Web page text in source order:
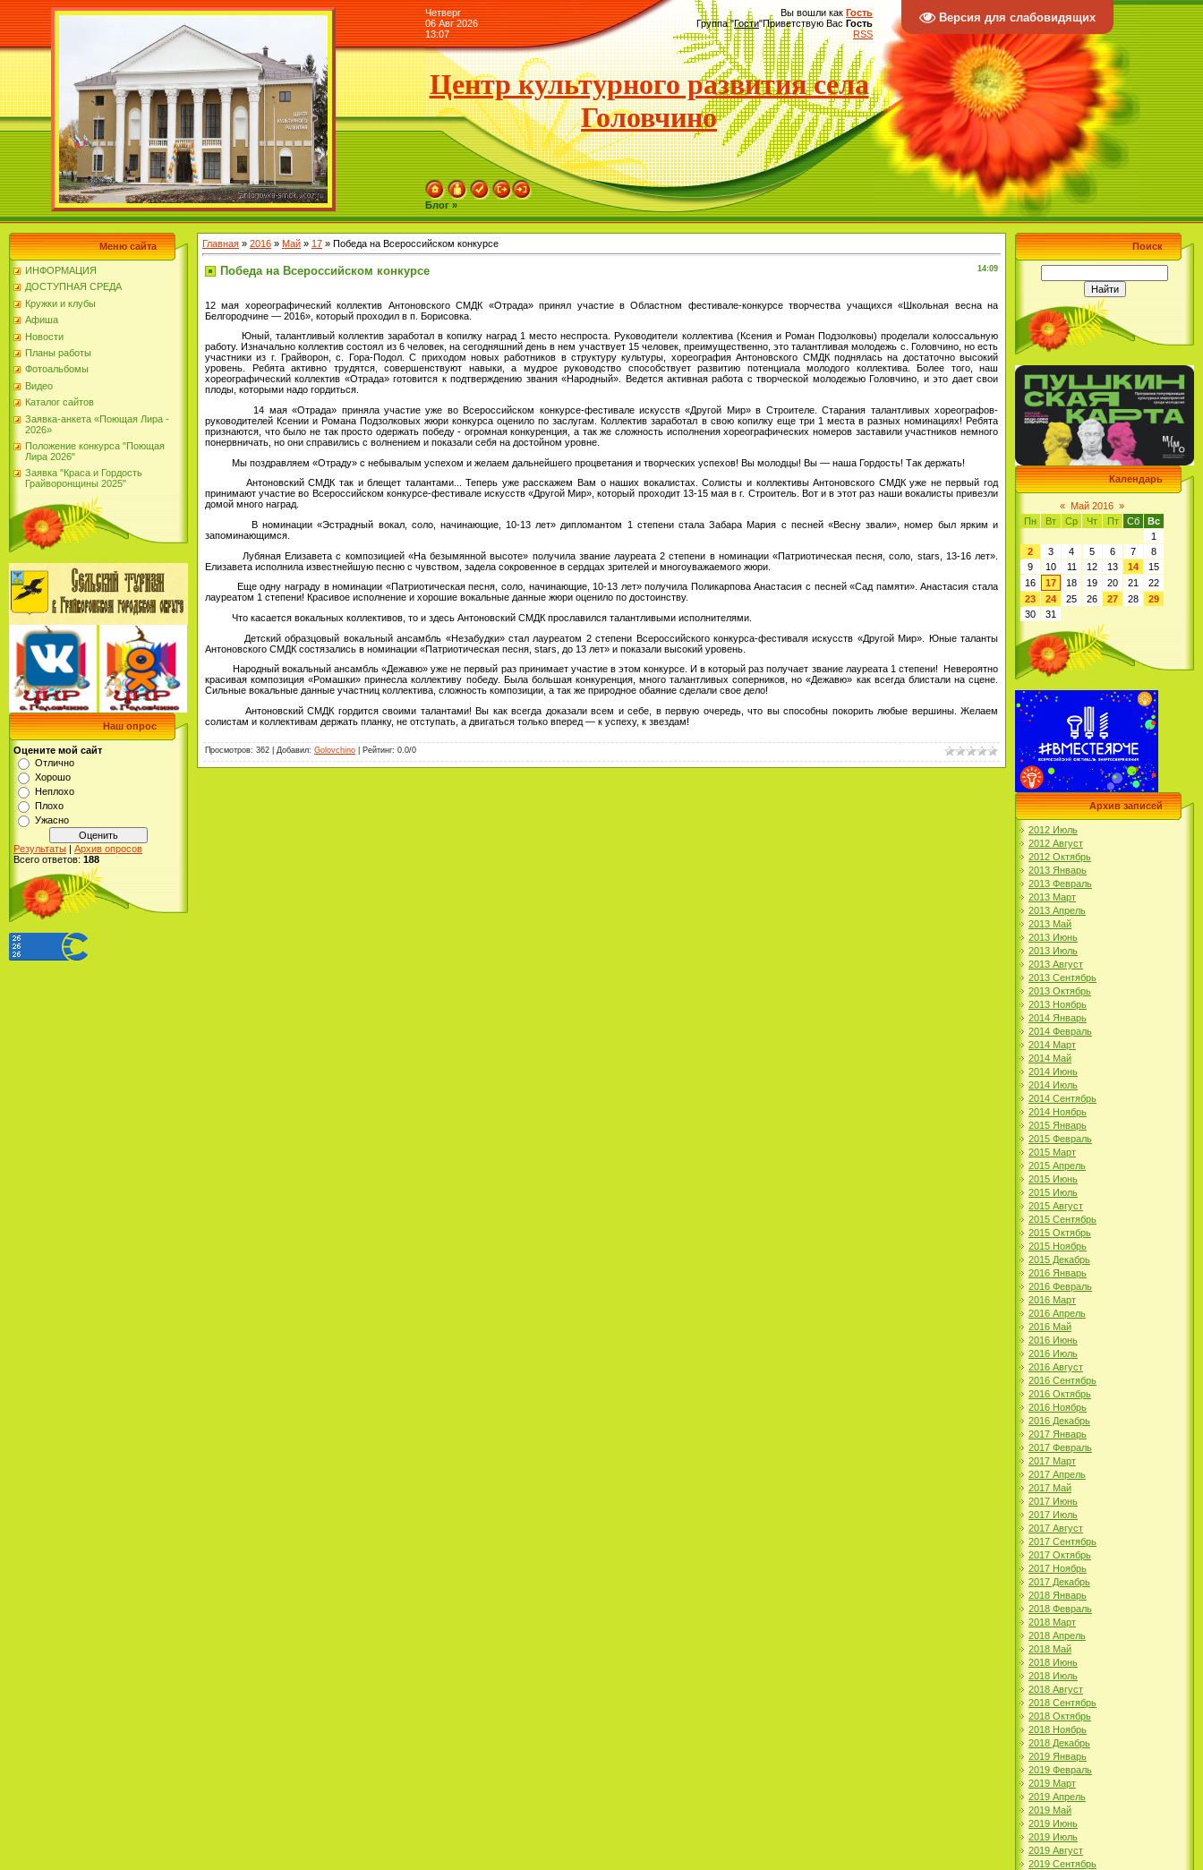
Версия для слабовидящих
Четверг
06 Авг 2026
13:07
Вы вошли как Гость
Группа"Гости"Приветствую Вас Гость
RSS
Центр культурного развития села
Головчино
Блог »
Меню сайта
ИНФОРМАЦИЯ
ДОСТУПНАЯ СРЕДА
Кружки и клубы
Афиша
Новости
Планы работы
Фотоальбомы
Видео
Каталог сайтов
Заявка-анкета «Поющая Лира -
2026»
Положение конкурса "Поющая
Лира 2026"
Заявка "Краса и Гордость
Грайворонщины 2025"
Наш опрос
Оцените мой сайт
Отлично
Хорошо
Неплохо
Плохо
Ужасно
Результаты | Архив опросов
Всего ответов: 188
Главная » 2016 » Май » 17 » Победа на Всероссийском конкурсе
14:09
Победа на Всероссийском конкурсе
12 мая хореографический коллектив Антоновского СМДК «Отрада» принял участие в Областном фестивале-конкурсе творчества учащихся «Школьная весна на
Белгородчине — 2016», который проходил в п. Борисовка.
Юный, талантливый коллектив заработал в копилку наград 1 место неспроста. Руководители коллектива (Ксения и Роман Подзолковы) проделали колоссальную
работу. Изначально коллектив состоял из 6 человек, на сегодняшний день в нем участвует 15 человек, преимущественно, это талантливая молодежь с. Головчино, но есть
участники из г. Грайворон, с. Гора-Подол. С приходом новых работников в структуру культуры, хореография Антоновского СМДК поднялась на достаточно высокий
уровень. Ребята активно трудятся, совершенствуют навыки, а мудрое руководство способствует развитию потенциала молодого коллектива. Более того, наш
хореографический коллектив «Отрада» готовится к подтверждению звания «Народный». Ведется активная работа с творческой молодежью Головчино, и это дает свои
плоды, которыми надо гордиться.
14 мая «Отрада» приняла участие уже во Всероссийском конкурсе-фестивале искусств «Другой Мир» в Строителе. Старания талантливых хореографов-
руководителей Ксении и Романа Подзолковых жюри конкурса оценило по заслугам. Коллектив заработал в свою копилку еще три 1 места в разных номинациях! Ребята
признаются, что было не так просто одержать победу - огромная конкуренция, а так же сложность исполнения хореографических номеров заставили участников немного
понервничать, но они справились с волнением и показали себя на достойном уровне.
Мы поздравляем «Отраду» с небывалым успехом и желаем дальнейшего процветания и творческих успехов! Вы молодцы! Вы — наша Гордость! Так держать!
Антоновский СМДК так и блещет талантами... Теперь уже расскажем Вам о наших вокалистах. Солисты и коллективы Антоновского СМДК уже не первый год
принимают участие во Всероссийском конкурсе-фестивале искусств «Другой Мир», который проходит 13-15 мая в г. Строитель. Вот и в этот раз наши вокалисты привезли
домой много наград.
В номинации «Эстрадный вокал, соло, начинающие, 10-13 лет» дипломантом 1 степени стала Забара Мария с песней «Весну звали», номер был ярким и
запоминающимся.
Лубяная Елизавета с композицией «На безымянной высоте» получила звание лауреата 2 степени в номинации «Патриотическая песня, соло, stars, 13-16 лет».
Елизавета исполнила известнейшую песню с чувством, задела сокровенное в сердцах зрителей и многоуважаемого жюри.
Еще одну награду в номинации «Патриотическая песня, соло, начинающие, 10-13 лет» получила Поликарпова Анастасия с песней «Сад памяти». Анастасия стала
лауреатом 1 степени! Красивое исполнение и хорошие вокальные данные жюри оценило по достоинству.
Что касается вокальных коллективов, то и здесь Антоновский СМДК прославился талантливыми исполнителями.
Детский образцовый вокальный ансамбль «Незабудки» стал лауреатом 2 степени Всероссийского конкурса-фестиваля искусств «Другой Мир». Юные таланты
Антоновского СМДК состязались в номинации «Патриотическая песня, stars, до 13 лет» и показали высокий уровень.
Народный вокальный ансамбль «Дежавю» уже не первый раз принимает участие в этом конкурсе. И в который раз получает звание лауреата 1 степени! Невероятно
красивая композиция «Ромашки» принесла коллективу победу. Была большая конкуренция, много талантливых соперников, но «Дежавю» как всегда блистали на сцене.
Сильные вокальные данные участниц коллектива, сложность композиции, а так же природное обаяние сделали свое дело!
Антоновский СМДК гордится своими талантами! Вы как всегда доказали всем и себе, в первую очередь, что вы способны покорить любые вершины. Желаем
солистам и коллективам держать планку, не отступать, а двигаться только вперед — к успеху, к звездам!
Просмотров: 362 Добавил: Golovchino Рейтинг: 0.0/0
Поиск
Календарь
« Май 2016 »
Пн
Вт Ср Чт Пт Сб
Вс
1
2
3 4 5 6 7
8
9
10 11 12 13 14
15
16
17 18 19 20 21
22
23
24 25 26 27 28
29
30
31
Архив записей
2012 Июль
2012 Август
2012 Октябрь
2013 Январь
2013 Февраль
2013 Март
2013 Апрель
2013 Май
2013 Июнь
2013 Июль
2013 Август
2013 Сентябрь
2013 Октябрь
2013 Ноябрь
2014 Январь
2014 Февраль
2014 Март
2014 Май
2014 Июнь
2014 Июль
2014 Сентябрь
2014 Ноябрь
2015 Январь
2015 Февраль
2015 Март
2015 Апрель
2015 Июнь
2015 Июль
2015 Август
2015 Сентябрь
2015 Октябрь
2015 Ноябрь
2015 Декабрь
2016 Январь
2016 Февраль
2016 Март
2016 Апрель
2016 Май
2016 Июнь
2016 Июль
2016 Август
2016 Сентябрь
2016 Октябрь
2016 Ноябрь
2016 Декабрь
2017 Январь
2017 Февраль
2017 Март
2017 Апрель
2017 Май
2017 Июнь
2017 Июль
2017 Август
2017 Сентябрь
2017 Октябрь
2017 Ноябрь
2017 Декабрь
2018 Январь
2018 Февраль
2018 Март
2018 Апрель
2018 Май
2018 Июнь
2018 Июль
2018 Август
2018 Сентябрь
2018 Октябрь
2018 Ноябрь
2018 Декабрь
2019 Январь
2019 Февраль
2019 Март
2019 Апрель
2019 Май
2019 Июнь
2019 Июль
2019 Август
2019 Сентябрь